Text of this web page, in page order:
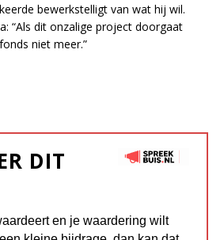
bewerkstelligt van wat hij wil.
“Als dit onzalige project doorgaat
niet meer.”
DIT
en je waardering wilt